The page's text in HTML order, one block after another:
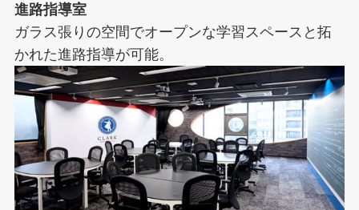
進路指導室
ガラス張りの空間でオープンな学習スペースと拓
かれた進路指導が可能。